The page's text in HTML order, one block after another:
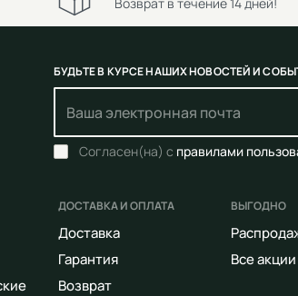
БУДЬТЕ В КУРСЕ НАШИХ НОВОСТЕЙ И
Согласен(на) с правилами
ДОСТАВКА И ОПЛАТА
Доставка
Гарантия
Возврат
ВЫГОДНО
Все акции